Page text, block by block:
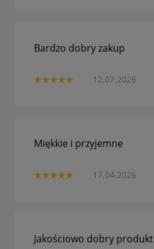
12.07.2026
Bardzo dobry zakup
17.04.2026
Miękkie i przyjemne
Jakościowo dobry produkt